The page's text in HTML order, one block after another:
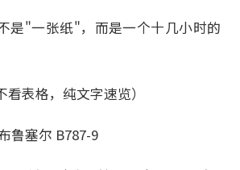
是"一张纸"，而是一个十几小时的
表格，纯文字速览）
鲁塞尔 B787-9